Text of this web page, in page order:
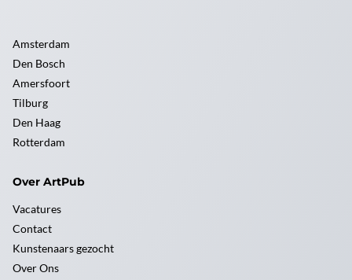
Amsterdam
Den Bosch
Amersfoort
Tilburg
Den Haag
Rotterdam
Over ArtPub
Vacatures
Contact
Kunstenaars gezocht
Over Ons